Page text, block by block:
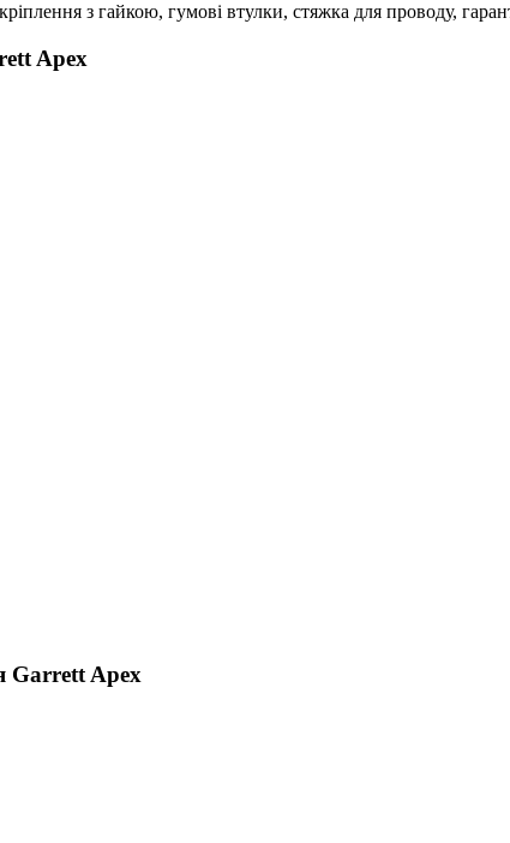
з гайкою, гумові втулки, стяжка для проводу,
Apex
Garrett Apex